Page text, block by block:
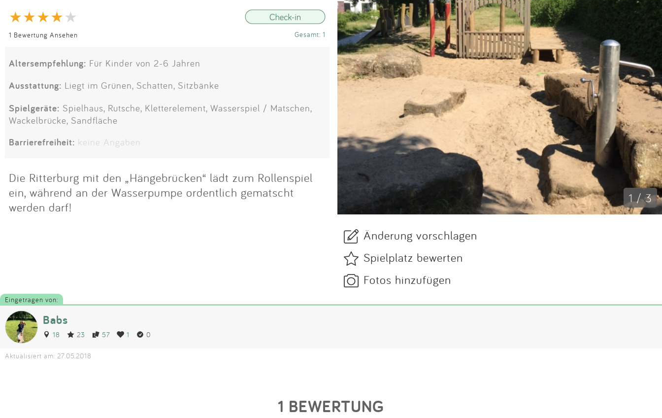
Anmelden
1 Bewertung Ansehen Gesamt: 1
Altersempfehlung: Für Kinder von 2-6 Jahren
Ausstattung: Liegt im Grünen, Schatten, Sitzbänke
Spielgeräte: Spielhaus, Rutsche, Kletterelement, Wasserspiel / Matschen,
Wackelbrücke, Sandfläche
Barrierefreiheit: keine Angaben
Die Ritterburg mit den „Hängebrücken“ lädt zum Rollenspiel
ein, während an der Wasserpumpe ordentlich gematscht
werden darf!
1 / 3
Änderung vorschlagen
Spielplatz bewerten
Fotos hinzufügen
Eingetragen von:
Babs
18 23 57 1 0
Aktualisiert am: 27.05.2018
1 BEWERTUNG